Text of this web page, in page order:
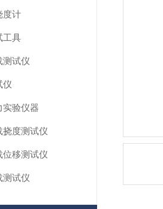
度计
工具
测试仪
仪
实验仪器
挠度测试仪
位移测试仪
测试仪